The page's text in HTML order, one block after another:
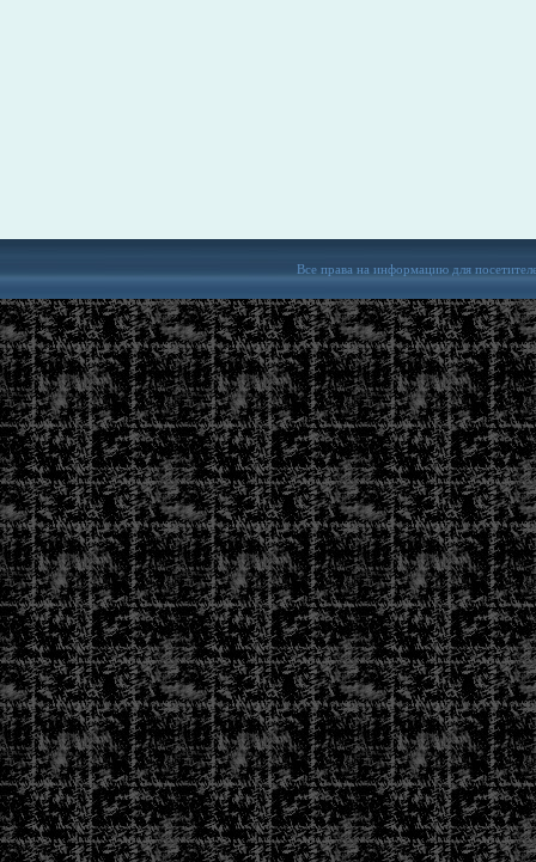
Все права на информацию для